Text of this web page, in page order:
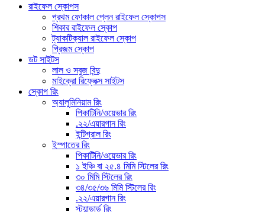
রাইফেল স্কোপস
প্রথম ফোকাল প্লেন রাইফেল স্কোপস
শিকার রাইফেল স্কোপ
ট্যাকটিক্যাল রাইফেল স্কোপ
প্রিজম স্কোপ
ডট সাইটস
লাল ও সবুজ বিন্দু
মাইক্রো রিফ্লেক্স সাইটস
স্কোপ রিং
অ্যালুমিনিয়াম রিং
পিকাটিনি/ওয়েভার রিং
.২২/এয়ারগান রিং
ইন্টিগ্রাল রিং
ইস্পাতের রিং
পিকাটিনি/ওয়েভার রিং
১ ইঞ্চি বা ২৫.৪ মিমি স্টিলের রিং
৩০ মিমি স্টিলের রিং
৩৪/৩৫/৩৬ মিমি স্টিলের রিং
.২২/এয়ারগান রিং
স্ট্যান্ডার্ড রিং